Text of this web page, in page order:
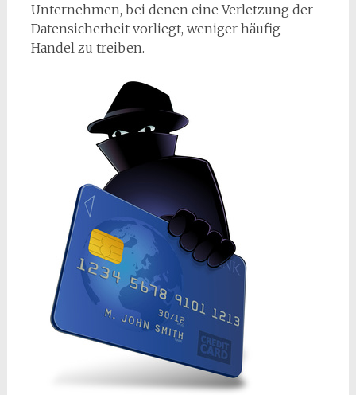
Unternehmen, bei denen eine Verletzung der
Datensicherheit vorliegt, weniger häufig
Handel zu treiben.